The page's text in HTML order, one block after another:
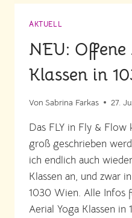
AKTUELL
NEU:
Klassen in
Von Sabrina Farkas 27.
Das FLY in Fly &
groß geschrieben
ich endlich auch
Klassen an, und zwar
1030 Wien. Alle Infos
Aerial Yoga Klassen